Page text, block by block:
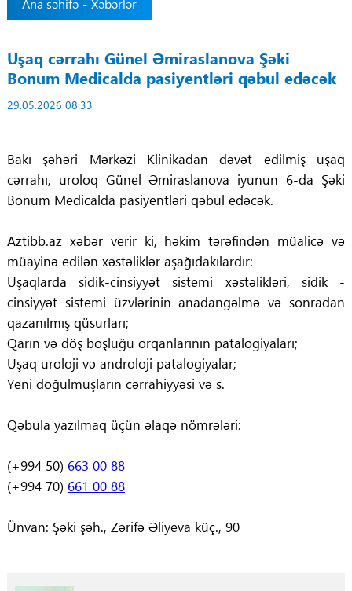
Ana səhifə - Xəbərlər
Uşaq cərrahı Günel Əmiraslanova Şəki
Bonum Medicalda pasiyentləri qəbul edəcək
29.05.2026 08:33
Bakı şəhəri Mərkəzi Klinikadan dəvət edilmiş uşaq
cərrahı, uroloq Günel Əmiraslanova iyunun 6-da Şəki
Bonum Medicalda pasiyentləri qəbul edəcək.
Aztibb.az xəbər verir ki, həkim tərəfindən müalicə və
müayinə edilən xəstəliklər aşağıdakılardır:
Uşaqlarda sidik-cinsiyyət sistemi xəstəlikləri, sidik -
cinsiyyət sistemi üzvlərinin anadangəlmə və sonradan
qazanılmış qüsurları;
Qarın və döş boşluğu orqanlarının patalogiyaları;
Uşaq uroloji və androloji patalogiyalar;
Yeni doğulmuşların cərrahiyyəsi və s.
Qəbula yazılmaq üçün əlaqə nömrələri:
(+994 50) 663 00 88
(+994 70) 661 00 88
Ünvan: Şəki şəh., Zərifə Əliyeva küç., 90
Regionlar
Elanlar
Tibbi maarifləndirmə
COVID-19
ÜST